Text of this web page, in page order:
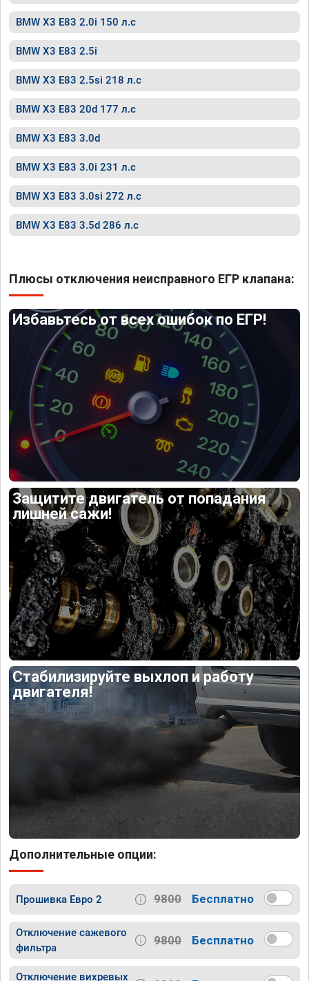
BMW X3 E83 2.0i 150 л.с
BMW X3 E83 2.5i
BMW X3 E83 2.5si 218 л.с
BMW X3 E83 20d 177 л.с
BMW X3 E83 3.0d
BMW X3 E83 3.0i 231 л.с
BMW X3 E83 3.0si 272 л.с
BMW X3 E83 3.5d 286 л.с
Плюсы отключения неисправного ЕГР клапана:
Избавьтесь от всех ошибок по ЕГР!
Защитите двигатель от попадания
лишней сажи!
Стабилизируйте выхлоп и работу
двигателя!
Дополнительные опции:
Прошивка Евро 2 9800 Бесплатно
Отключение сажевого
фильтра
9800 Бесплатно
Отключение вихревых